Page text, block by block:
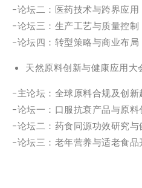
-论坛二：医药技术与跨界应用
-论坛三：生产工艺与质量控制
-论坛四：转型策略与商业布局
天然原料创新与健康应用大
-主论坛：全球原料合规及创新
-论坛一：口服抗衰产品与原料
-论坛二：药食同源功效研究与
-论坛三：老年营养与适老食品